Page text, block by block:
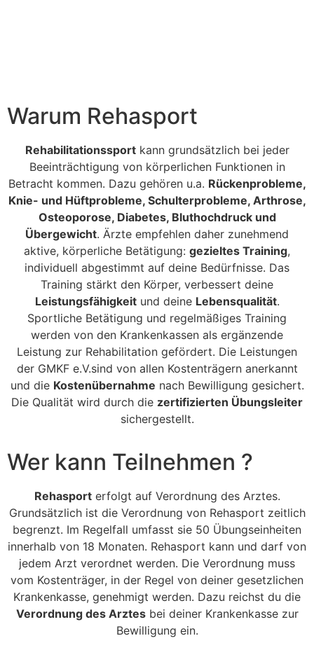
Warum Rehasport
Rehabilitationssportkann grundsätzlich bei jeder
Beeinträchtigung von körperlichen Funktionen in
Betracht kommen. Dazu gehören u.a. Rückenprobleme,
Knie- und Hüftprobleme, Schulterprobleme, Arthrose,
Osteoporose, Diabetes, Bluthochdruck und
Übergewicht. Ärzte empfehlen daher zunehmend
aktive, körperliche Betätigung: gezieltes Training,
individuell abgestimmt auf deine Bedürfnisse. Das
Training stärkt den Körper, verbessert deine
Leistungsfähigkeitund deine Lebensqualität.
Sportliche Betätigung und regelmäßiges Training
werden von den Krankenkassen als ergänzende
Leistung zur Rehabilitation gefördert. Die Leistungen
der GMKF e.V.sind von allen Kostenträgern anerkannt
und die Kostenübernahme nach Bewilligung gesichert.
Die Qualität wird durch die zertifizierten Übungsleiter
sichergestellt.
Wer kann Teilnehmen ?
Rehasporterfolgt auf Verordnung des Arztes.
Grundsätzlich ist die Verordnung von Rehasport zeitlich
begrenzt. Im Regelfall umfasst sie 50 Übungseinheiten
innerhalb von 18 Monaten. Rehasport kann und darf von
jedem Arzt verordnet werden. Die Verordnung muss
vom Kostenträger, in der Regel von deiner gesetzlichen
Krankenkasse, genehmigt werden. Dazu reichst du die
Verordnung des Arztesbei deiner Krankenkasse zur
Bewilligung ein.